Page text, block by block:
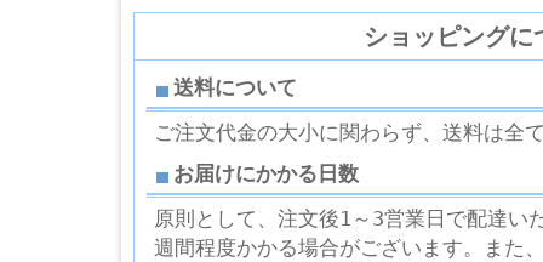
ショッピングに
送料について
ご注文代金の大小に関わらず、送料は全
お届けにかかる日数
原則として、注文後1～3営業日で配達い
週間程度かかる場合がございます。また